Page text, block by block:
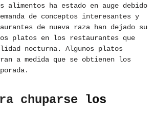
alimentos ha estado en auge debido
de conceptos interesantes y
de nueva raza han dejado su
platos en los restaurantes que
nocturna. Algunos platos
a medida que se obtienen los
chuparse los